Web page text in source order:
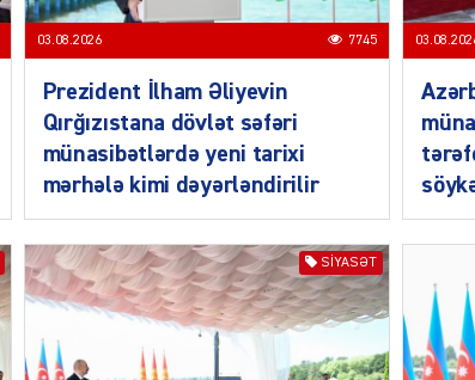
DÜNYA
03.08.2026 7745
Prezident İlham Əliyevin
Qırğızıstana dövlət səfəri
münasibətlərdə yeni tarixi
mərhələ kimi dəyərləndirilir
SIYASƏT